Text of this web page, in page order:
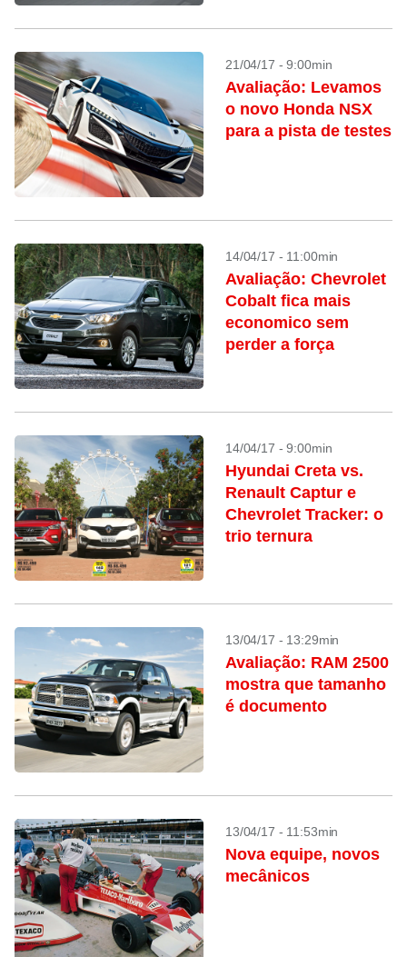
21/04/17 - 9:00min
Avaliação: Levamos
o novo Honda NSX
para a pista de testes
14/04/17 - 11:00min
Avaliação: Chevrolet
Cobalt fica mais
economico sem
perder a força
14/04/17 - 9:00min
Hyundai Creta vs.
Renault Captur e
Chevrolet Tracker: o
trio ternura
13/04/17 - 13:29min
Avaliação: RAM 2500
mostra que tamanho
é documento
13/04/17 - 11:53min
Nova equipe, novos
mecânicos